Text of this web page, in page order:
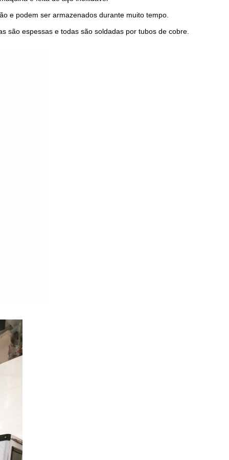
e podem ser armazenados durante muito tempo.
são espessas e todas são soldadas por tubos de cobre.